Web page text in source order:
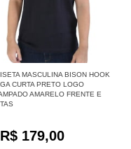
MASCULINA BISON HOOK
CURTA PRETO LOGO
AMARELO FRENTE E
R$ 179,00